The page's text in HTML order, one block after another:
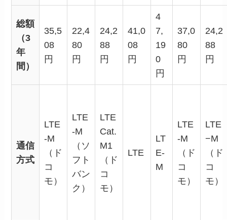
総額
（3
年
間）
35,5
08
円
22,4
80
円
24,2
88
円
41,0
08
円
4
7,
19
0
円
37,0
80
円
24,2
88
円
通信
方式
LTE
-M
（ド
コ
モ）
LTE
-M
（ソ
フト
バン
ク）
LTE
Cat.
M1
（ド
コ
モ）
LTE
LT
E-
M
LTE
-M
（ド
コ
モ）
LTE
−M
（ド
コ
モ）